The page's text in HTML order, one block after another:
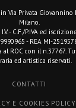
Via Privata Giovannino
Milano.
- C.F./P.IVA ed
- REA MI-
al ROC con il n.37767.
ed artistica riservati.
CONTATTI
E COOKIES POLICY